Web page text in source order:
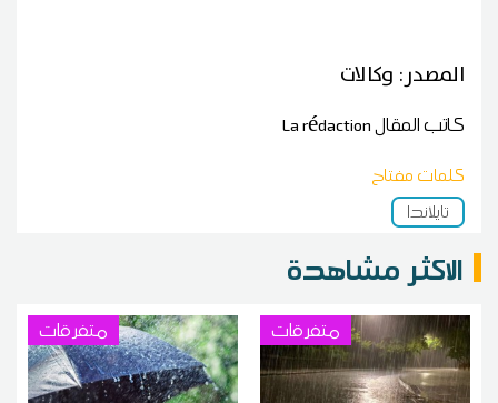
المصدر: وكالات
كاتب المقالLa rédaction
كلمات مفتاح
تايلاندا
الاكثر مشاهدة
متفرقات متفرقات